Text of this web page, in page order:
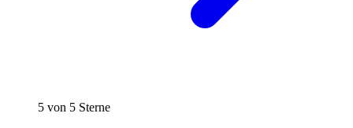
5 von 5 Sterne